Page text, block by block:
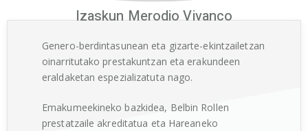
Izaskun Merodio Vivanco
Genero-berdintasunean eta gizarte-ekintzailetzan
oinarritutako prestakuntzan eta erakundeen
eraldaketan espezializatuta nago.
Emakumeekineko bazkidea, Belbin Rollen
prestatzaile akreditatua eta Hareaneko